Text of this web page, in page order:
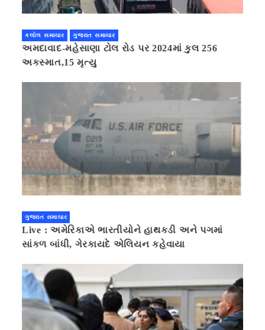
કલોલ સમાચાર ગુજરાત સમાચાર
અમદાવાદ-મહેસાણા ટોલ રોડ પર 2024માં કુલ 256
અકસ્માત,15 મૃત્યુ
ગુજરાત સમાચાર
Live : અમેરિકાએ ભારતીયોને હાથકડી અને પગમાં
સાંકળ બાંધી, ગેરકાયદે એલિયન કહેવાયા